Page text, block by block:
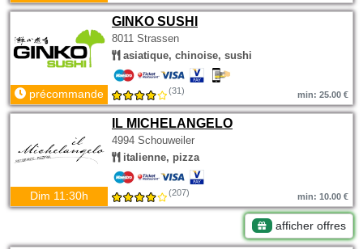
GINKO SUSHI
8011 Strassen
asiatique, chinoise, sushi
précommande (31) min: 25.00 €
IL MICHELANGELO
4994 Schouweiler
italienne, pizza
Dim 11:30h (207) min: 10.00 €
afficher offres